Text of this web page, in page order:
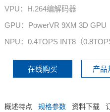
VPU：H.264编解码器
GPU：PowerVR 9XM 3D GPU
NPU：0.4TOPS INT8（
在线购买 产品
概述特点 规格参数 资料下载